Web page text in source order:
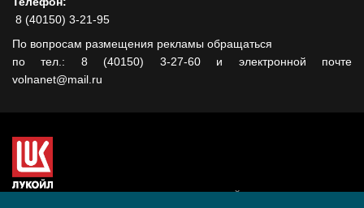
8 (40150) 3-21-95
По вопросам размещения рекламы обращаться
по тел.: 8 (40150) 3-27-60 и электронной почте
volnanet@mail.ru